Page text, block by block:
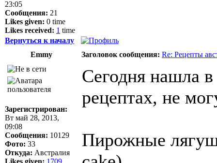
23:05
Сообщения: 21
Likes given: 0 time
Likes received: 1 time
Вернуться к началу
Emmy
Заголовок сообщения: Re: Рецепты
Зарегистрирован:
Вт май 28, 2013,
09:08
Сообщения: 10129
Фото: 33
Откуда: Австралия
Likes given: 1709
Сегодня нашла
рецептах, не
Пирожные